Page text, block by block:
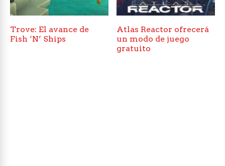
Trove: El avance de
Fish ‘N’ Ships
Atlas Reactor ofrecerá
un modo de juego
gratuito